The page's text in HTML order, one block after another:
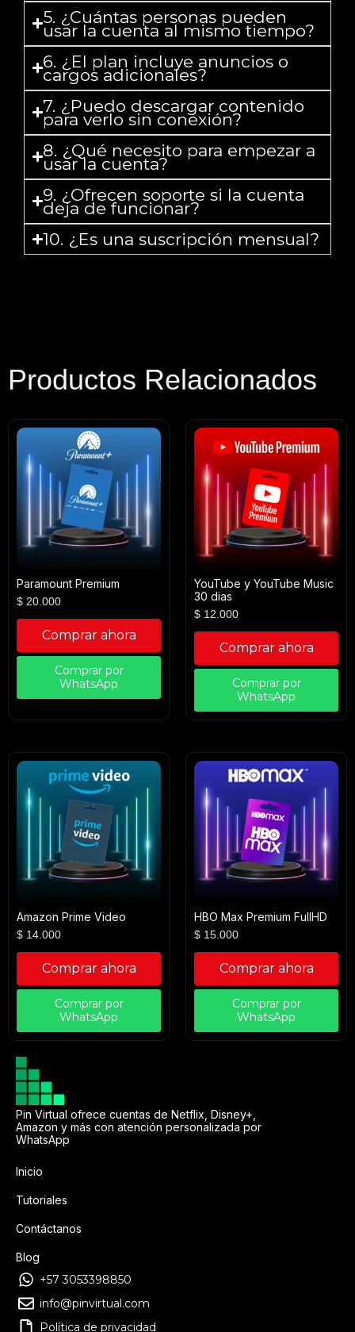
5. ¿Cuántas personas pueden
usar la cuenta al mismo tiempo?
6. ¿El plan incluye anuncios o
cargos adicionales?
7. ¿Puedo descargar contenido
para verlo sin conexión?
8. ¿Qué necesito para empezar a
usar la cuenta?
9. ¿Ofrecen soporte si la cuenta
deja de funcionar?
10. ¿Es una suscripción mensual?
Productos Relacionados
Paramount Premium
$ 20.000
Comprar ahora
Comprar por
WhatsApp
YouTube y YouTube Music
30 dias
$ 12.000
Comprar ahora
Comprar por
WhatsApp
Amazon Prime Video
$ 14.000
Comprar ahora
Comprar por
WhatsApp
HBO Max Premium FullHD
$ 15.000
Comprar ahora
Comprar por
WhatsApp
Pin Virtual ofrece cuentas de Netflix, Disney+,
Amazon y más con atención personalizada por
WhatsApp
Inicio
Tutoriales
Contáctanos
Blog
+57 3053398850
info@pinvirtual.com
Política de privacidad